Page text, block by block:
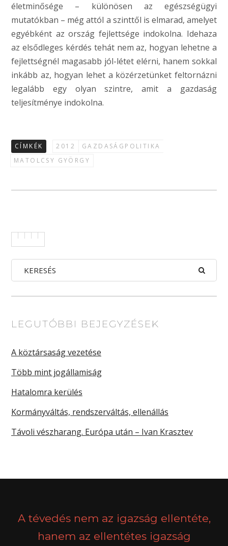
életminősége – különösen az egészségügyi
mutatókban – még attól a szinttől is elmarad, amelyet
egyébként az ország fejlettsége indokolna. Idehaza
az elsődleges kérdés tehát nem az, hogyan lehetne a
fejlettségnél magasabb jól-létet elérni, hanem sokkal
inkább az, hogyan lehet a közérzetünket feltornázni
legalább egy olyan szintre, amit a gazdaság
teljesítménye indokolna.
CÍMKÉK 2012
GAZDASÁGPOLITIKA
MATOLCSY GYÖRGY
LEGUTÓBBI BEJEGYZÉSEK
A köztársaság vezetése
Több mint jogállamiság
Hatalomra kerülés
Kormányváltás, rendszerváltás, ellenállás
Távoli vészharang. Európa után – Ivan Krasztev
A tévedés nem az igazság ellentéte,
hanem az ellentétes igazság